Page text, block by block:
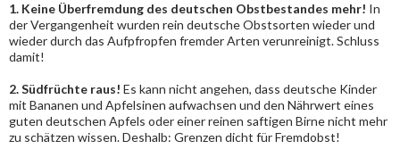
1. Keine Überfremdung des deutschen Obstbestandes mehr! In
der Vergangenheit wurden rein deutsche Obstsorten wieder und
wieder durch das Aufpfropfen fremder Arten verunreinigt. Schluss
damit!
2. Südfrüchte raus! Es kann nicht angehen, dass deutsche Kinder
mit Bananen und Apfelsinen aufwachsen und den Nährwert eines
guten deutschen Apfels oder einer reinen saftigen Birne nicht mehr
zu schätzen wissen. Deshalb: Grenzen dicht für Fremdobst!